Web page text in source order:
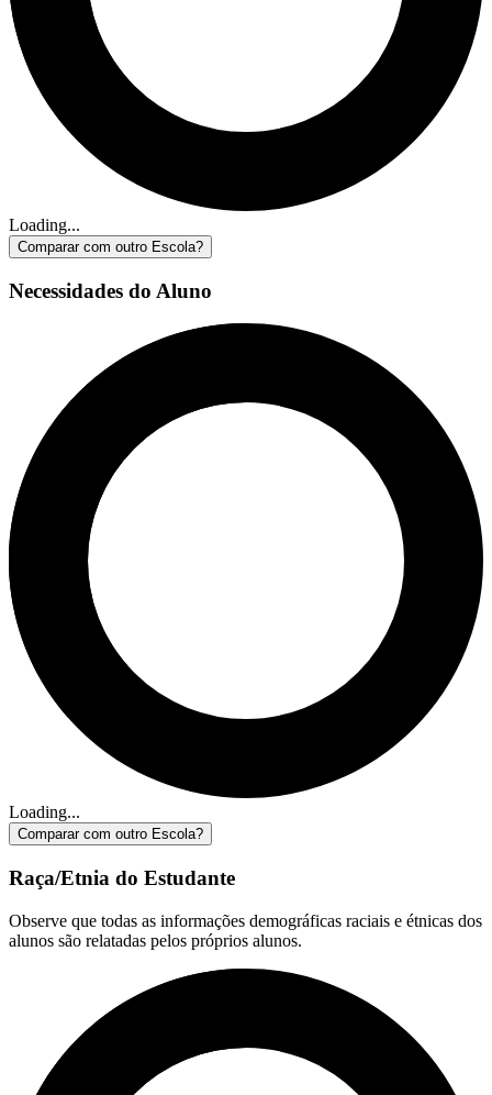
Loading...
Comparar com outro Escola?
Necessidades do Aluno
Loading...
Comparar com outro Escola?
Raça/Etnia do Estudante
Observe que todas as informações demográficas raciais e étnicas dos
alunos são relatadas pelos próprios alunos.